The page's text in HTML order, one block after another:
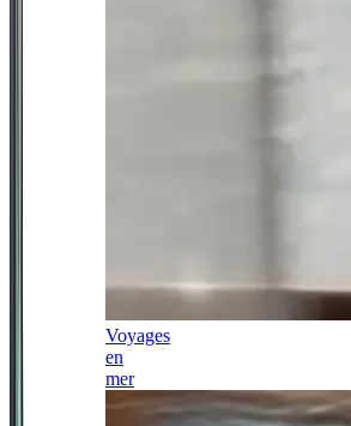
Voyages
en
mer